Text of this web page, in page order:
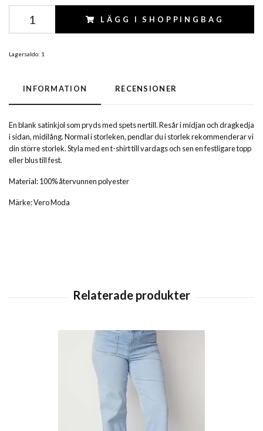
LÄGG I SHOPPINGBAG
Lagersaldo: 1
INFORMATION RECENSIONER
En blank satinkjol som pryds med spets nertill. Resår i midjan och dragkedja
i sidan, midilång. Normal i storleken, pendlar du i storlek rekommenderar vi
din större storlek. Styla med en t-shirt till vardags och sen en festligare topp
eller blus till fest.
Material: 100% återvunnen polyester
Märke: Vero Moda